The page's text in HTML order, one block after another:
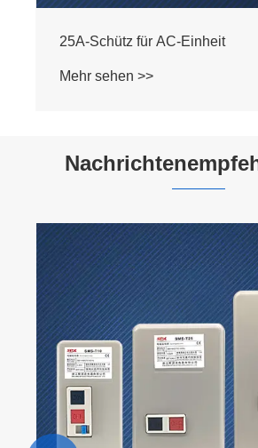
25A-Schütz für AC-Einheit
Mehr sehen >>